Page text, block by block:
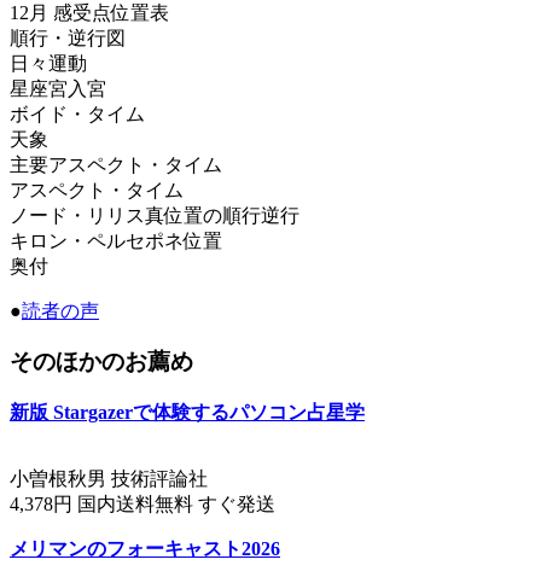
12月 感受点位置表
順行・逆行図
日々運動
星座宮入宮
ボイド・タイム
天象
主要アスペクト・タイム
アスペクト・タイム
ノード・リリス真位置の順行逆行
キロン・ペルセポネ位置
奥付
●読者の声
そのほかのお薦め
新版 Stargazerで体験するパソコン占星学
小曽根秋男 技術評論社
4,378円 国内送料無料 すぐ発送
メリマンのフォーキャスト2026